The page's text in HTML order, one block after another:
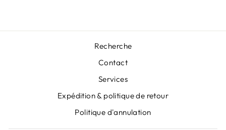
ABONNEZ-VOUS À
L'INFOLETTRE
Recherche
Contact
Services
Expédition & politique de retour
Politique d'annulation